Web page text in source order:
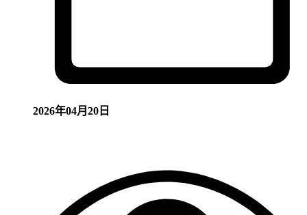
2026年04月20日